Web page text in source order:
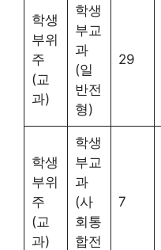
학생
부위
주
(교
과)
학생
부교
과
(일
반전
형)
29
학생
부위
주
(교
과)
학생
부교
과
(사
회통
합전
7